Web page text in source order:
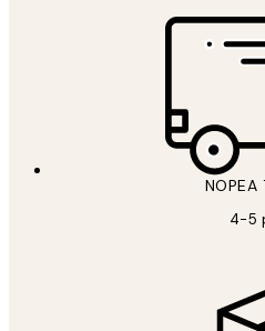
NOPEA
4-5